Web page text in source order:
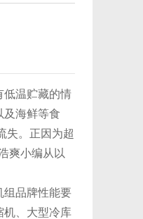
低温贮藏的情
及海鲜等食
失。正因为超
爽小编从以
品牌性能要
机、大型冷库